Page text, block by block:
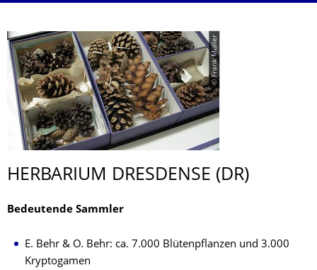
© Frank Müller
HERBARIUM DRESDENSE (DR)
Bedeutende Sammler
E. Behr & O. Behr: ca. 7.000 Blütenpflanzen und 3.000
Kryptogamen